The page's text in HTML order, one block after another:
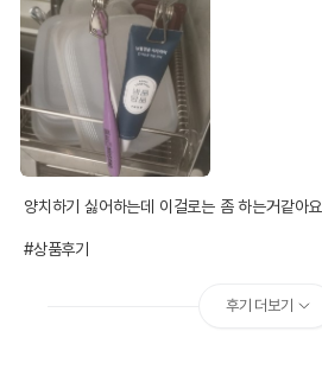
양치하기 싫어하는데 이걸로는 좀 하는거같아요
#상품후기
후기 더보기